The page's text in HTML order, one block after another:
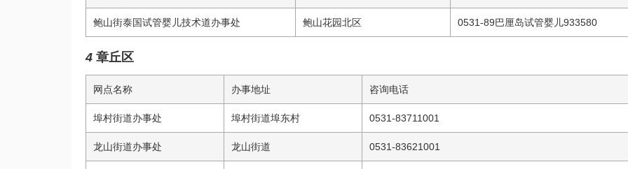
鲍山街泰国试管婴儿技术道办事处 鲍山花园北区 0531-89巴厘岛试管婴儿933580
4 章丘区
网点名称 办事地址 咨询电话
埠村街道办事处 埠村街道埠东村 0531-83711001
龙山街道办事处 龙山街道 0531-83621001